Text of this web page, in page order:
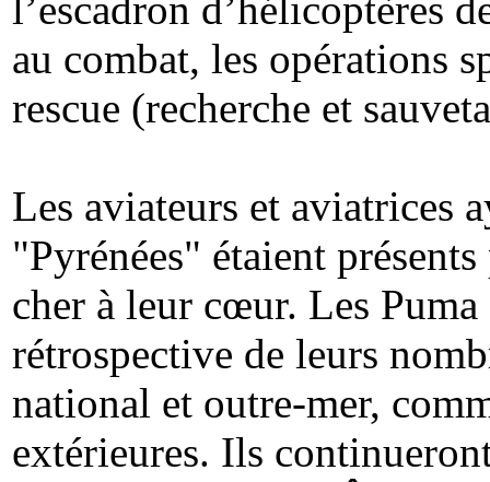
au combat, les opérations
rescue (recherche et
Les aviateurs et aviatrices
"Pyrénées" étaient
cher à leur cœur. Les
rétrospective de leurs
national et outre-mer,
extérieures. Ils